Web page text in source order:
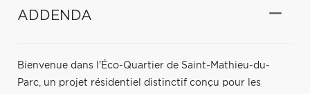
ADDENDA
Bienvenue dans l'Éco-Quartier de Saint-Mathieu-du-
Parc, un projet résidentiel distinctif conçu pour les